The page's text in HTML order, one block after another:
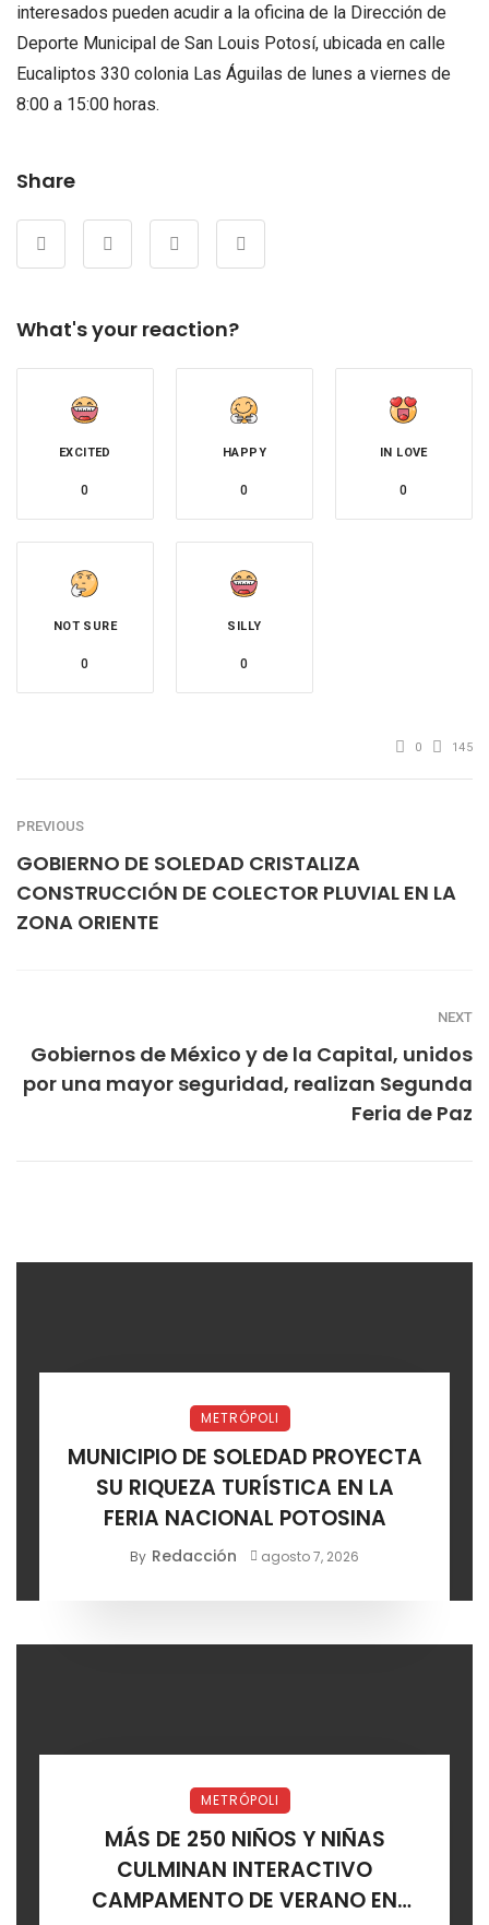
interesados pueden acudir a la oficina de la Dirección de
Deporte Municipal de San Louis Potosí, ubicada en calle
Eucaliptos 330 colonia Las Águilas de lunes a viernes de
8:00 a 15:00 horas.
Share
What's your reaction?
EXCITED
0
HAPPY
0
IN LOVE
0
NOT SURE
0
SILLY
0
0 145
PREVIOUS
GOBIERNO DE SOLEDAD CRISTALIZA
CONSTRUCCIÓN DE COLECTOR PLUVIAL EN LA
ZONA ORIENTE
NEXT
Gobiernos de México y de la Capital, unidos
por una mayor seguridad, realizan Segunda
Feria de Paz
METRÓPOLI
MUNICIPIO DE SOLEDAD PROYECTA
SU RIQUEZA TURÍSTICA EN LA
FERIA NACIONAL POTOSINA
By Redacción agosto 7, 2026
METRÓPOLI
MÁS DE 250 NIÑOS Y NIÑAS
CULMINAN INTERACTIVO
CAMPAMENTO DE VERANO EN